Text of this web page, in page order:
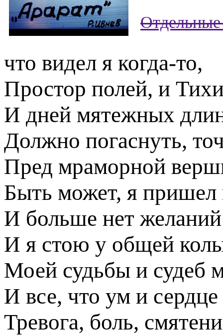
что видел я когда-то,
Простор полей, и
И дней мятежных
Должно погаснуть,
Пред мраморной
Быть может, я пришел
И больше нет
И я стою у общей
Моей судьбы и судеб
И все, что ум и
Тревога, боль,